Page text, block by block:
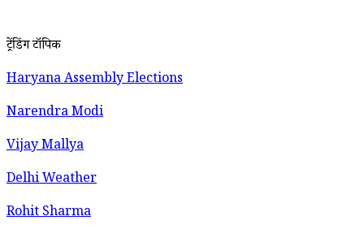
ट्रेंडिंग टॉपिक
Haryana Assembly Elections
Narendra Modi
Vijay Mallya
Delhi Weather
Rohit Sharma